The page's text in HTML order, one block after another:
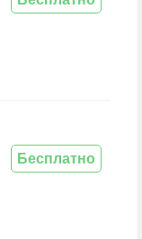
Бесплатно